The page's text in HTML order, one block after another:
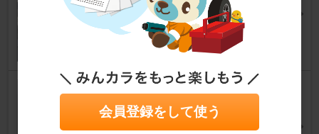
QKさん
8
トランクキーシリンダーカバー
装着
会員登録をして使う